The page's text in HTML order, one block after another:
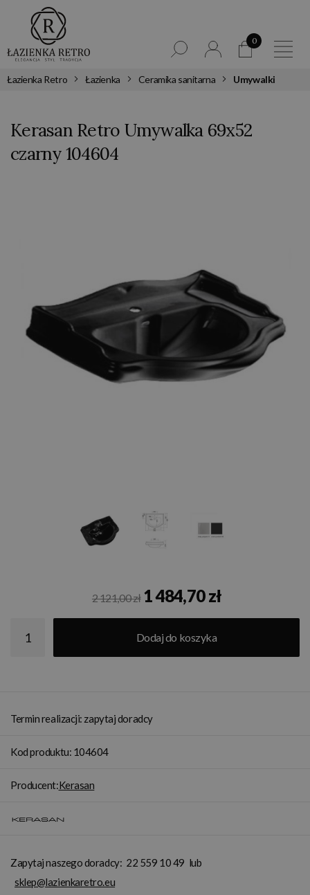
0
Łazienka Retro Łazienka Ceramika sanitarna Umywalki
Kerasan Retro Umywalka 69x52
czarny 104604
2 121,00 zł 1 484,70 zł
Dodaj do koszyka
Termin realizacji: zapytaj doradcy
Kod produktu: 104604
Producent:Kerasan
Zapytaj naszego doradcy: 22 559 10 49 lub
sklep@lazienkaretro.eu